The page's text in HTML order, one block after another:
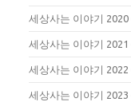
세상사는 이야기 2020
세상사는 이야기 2021
세상사는 이야기 2022
세상사는 이야기 2023